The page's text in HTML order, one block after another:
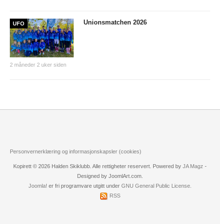
Påmeldingsskjema 2026/2027
SKI
Informasjon
UFO
2 måneder 2 uker siden
Unionsmatchen 2026
Personvernerklæring og informasjonskapsler (cookies)
Kopirett © 2026 Halden Skiklubb. Alle rettigheter reservert. Powered by JA Magz -
Designed by JoomlArt.com.
Joomla! er fri programvare utgitt under GNU General Public License.
RSS